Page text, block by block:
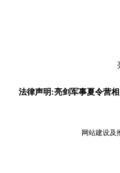
法律声明:亮剑军事夏令营
网站建设及